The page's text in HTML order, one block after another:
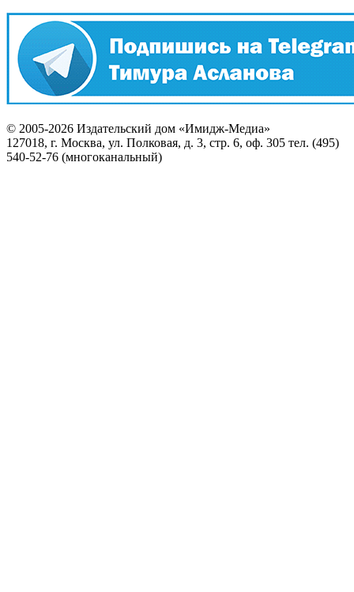
© 2005-2026 Издательский дом «Имидж-Медиа»
127018, г. Москва, ул. Полковая, д. 3, стр. 6, оф. 305 тел. (495)
540-52-76 (многоканальный)